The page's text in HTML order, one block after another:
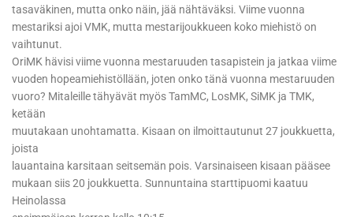
tasaväkinen, mutta onko näin, jää nähtäväksi. Viime vuonna
mestariksi ajoi VMK, mutta mestarijoukkueen koko miehistö on
vaihtunut.
OriMK hävisi viime vuonna mestaruuden tasapistein ja jatkaa viime
vuoden hopeamiehistöllään, joten onko tänä vuonna mestaruuden
vuoro? Mitaleille tähyävät myös TamMC, LosMK, SiMK ja TMK,
ketään
muutakaan unohtamatta. Kisaan on ilmoittautunut 27 joukkuetta,
joista
lauantaina karsitaan seitsemän pois. Varsinaiseen kisaan pääsee
mukaan siis 20 joukkuetta. Sunnuntaina starttipuomi kaatuu
Heinolassa